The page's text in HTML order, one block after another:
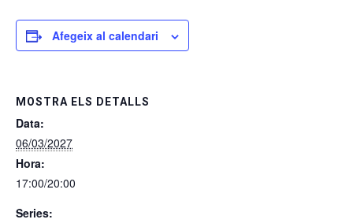
Afegeix al calendari
MOSTRA ELS DETALLS
Data:
06/03/2027
Hora:
17:00/20:00
Series: